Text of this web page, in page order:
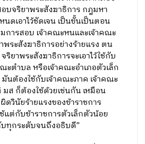
บจริยาพระสังฆาธิการ กฎมหา
นดเอาไว้ชัดเจน เป็นขั้นเป็นตอน
การสอบ เจ้าคณะหนและเจ้าคณะ
ระสังฆาธิการอย่างร้ายแรง ตน
จริยาพระสังฆาธิการจะเอาไว้ใช้กับ
ณะตำบล หรือเจ้าคณะอำเภอตัวเล็ก
นต้องใช้กับเจ้าคณะภาค เจ้าคณะ
ส ก็ต้องใช้ด้วยเช่นกัน เหมือน
ดวินัยร้ายแรงของข้าราชการ
ช้แต่กับข้าราชการตัวเล็กตัวน้อย
บทุกระดับจนถึงอธิบดี”